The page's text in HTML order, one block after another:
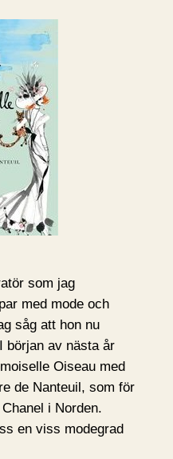
som jag
med mode och
såg att hon nu
början av nästa år
Oiseau med
de Nanteuil, som för
i Norden.
en viss modegrad